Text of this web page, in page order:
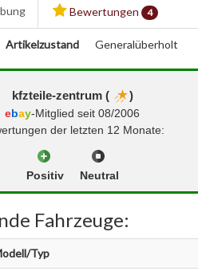
Bewertungen 4
Artikelzustand Generalüberholt
kfzteile-zentrum ( )
ebay-Mitglied seit 08/2006
der letzten 12 Monate:
Positiv Neutral
Fahrzeuge:
Typ